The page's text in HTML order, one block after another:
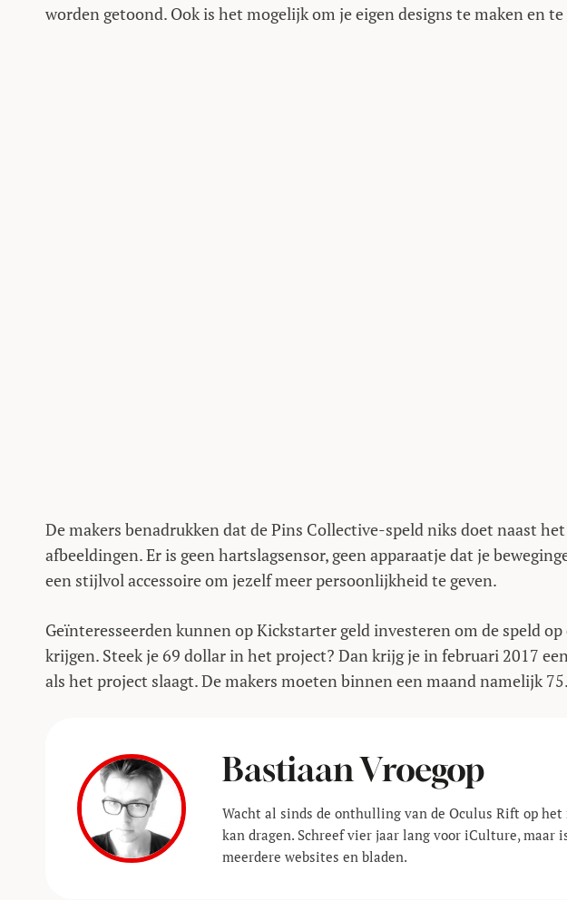
worden getoond. Ook is het mogelijk om je eigen designs te maken en
De makers benadrukken dat de Pins Collective-speld niks doet naast
afbeeldingen. Er is geen hartslagsensor, geen apparaatje dat je
een stijlvol accessoire om jezelf meer persoonlijkheid te geven.
Geïnteresseerden kunnen op Kickstarter geld investeren om de speld
krijgen. Steek je 69 dollar in het project? Dan krijg je in februari 2017
als het project slaagt. De makers moeten binnen een maand namelijk
Bastiaan Vroegop
Wacht al sinds de onthulling van de Oculus Rift op
kan dragen. Schreef vier jaar lang voor iCulture, maar
meerdere websites en bladen.